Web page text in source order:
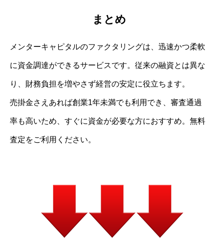
まとめ
メンターキャピタルのファクタリングは、迅速かつ柔軟
に資金調達ができるサービスです。従来の融資とは異な
り、財務負担を増やさず経営の安定に役立ちます。
売掛金さえあれば創業1年未満でも利用でき、審査通過
率も高いため、すぐに資金が必要な方におすすめ。無料
査定をご利用ください。